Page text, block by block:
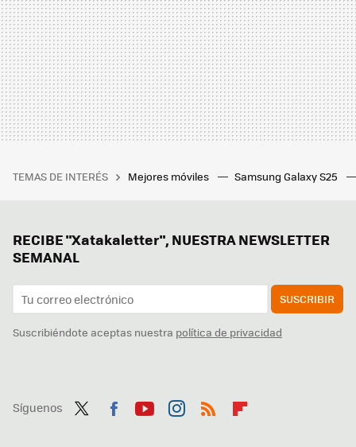
TEMAS DE INTERÉS Mejores móviles Samsung Galaxy S25
RECIBE "Xatakaletter", NUESTRA NEWSLETTER
SEMANAL
SUSCRIBIR
Suscribiéndote aceptas nuestra política de privacidad
Síguenos